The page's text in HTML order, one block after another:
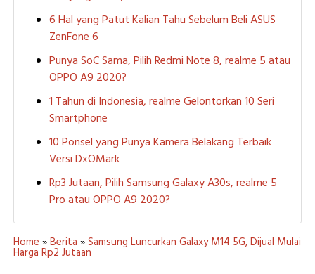
6 Hal yang Patut Kalian Tahu Sebelum Beli ASUS
ZenFone 6
Punya SoC Sama, Pilih Redmi Note 8, realme 5 atau
OPPO A9 2020?
1 Tahun di Indonesia, realme Gelontorkan 10 Seri
Smartphone
10 Ponsel yang Punya Kamera Belakang Terbaik
Versi DxOMark
Rp3 Jutaan, Pilih Samsung Galaxy A30s, realme 5
Pro atau OPPO A9 2020?
Home »Berita »Samsung Luncurkan Galaxy M14 5G, Dijual Mulai
Harga Rp2 Jutaan